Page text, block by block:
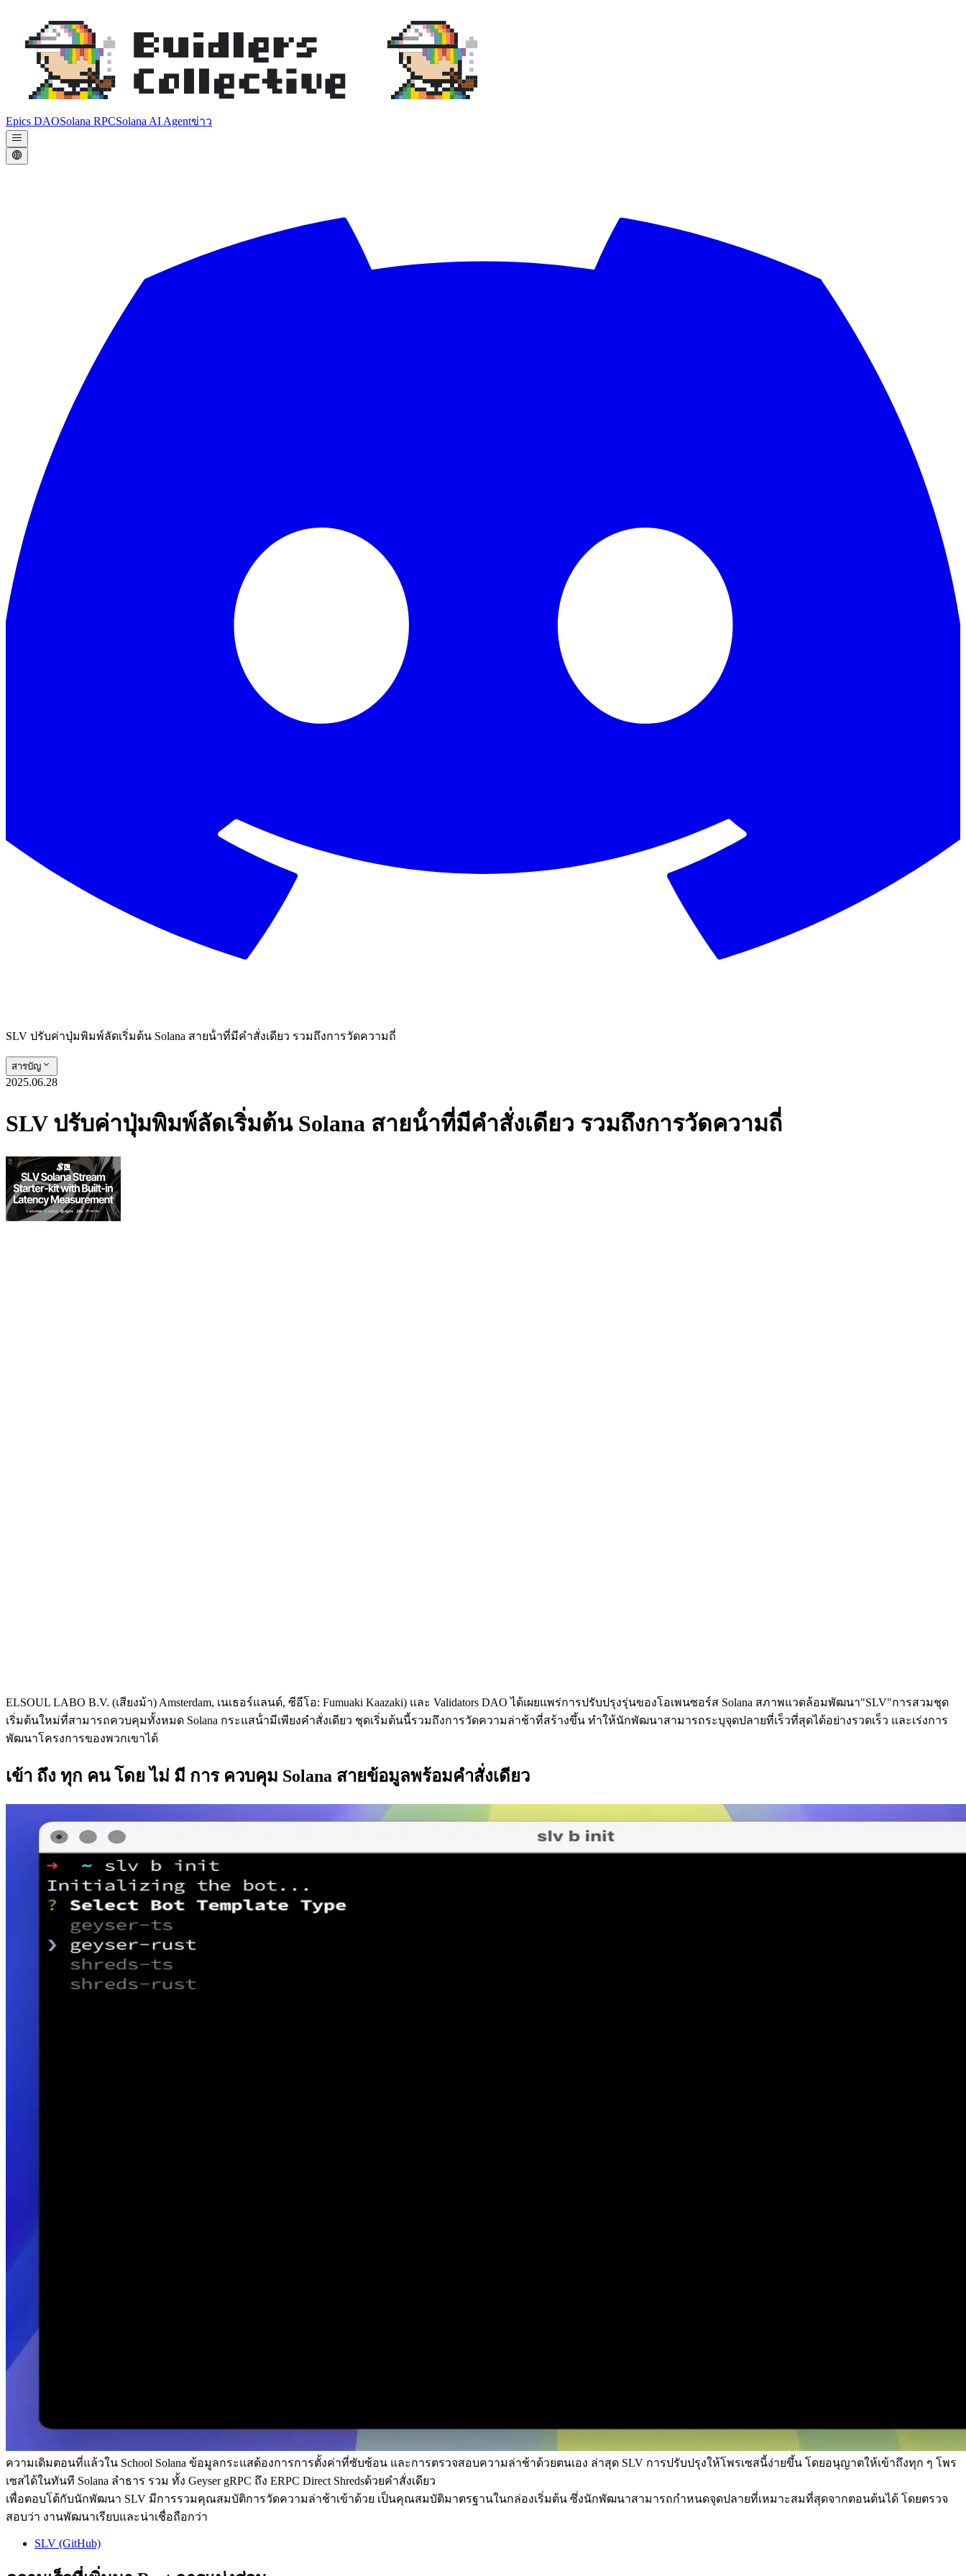
Epics DAOSolana RPCSolana AI Agentข่าว
SLV ปรับค่าปุ่มพิมพ์ลัดเริ่มต้น Solana สายน้ําที่มีคําสั่งเดียว รวมถึงการวัดความถี่
สารบัญ
2025.06.28
SLV ปรับค่าปุ่มพิมพ์ลัดเริ่มต้น Solana สายน้ําที่มีคําสั่งเดียว รวมถึงการวัดความถี่
ELSOUL LABO B.V. (เสียงม้า) Amsterdam, เนเธอร์แลนด์, ซีอีโอ: Fumuaki Kaazaki) และ Validators DAO ได้เผยแพร่การปรับปรุงรุ่นของโอเพนซอร์ส Solana สภาพแวดล้อมพัฒนา"SLV"การสวมชุด
เริ่มต้นใหม่ที่สามารถควบคุมทั้งหมด Solana กระแสน้ํามีเพียงคําสั่งเดียว ชุดเริ่มต้นนี้รวมถึงการวัดความล่าช้าที่สร้างขึ้น ทําให้นักพัฒนาสามารถระบุจุดปลายที่เร็วที่สุดได้อย่างรวดเร็ว และเร่งการ
พัฒนาโครงการของพวกเขาได้
เข้า ถึง ทุก คน โดย ไม่ มี การ ควบคุม Solana สายข้อมูลพร้อมคําสั่งเดียว
ความเดิมตอนที่แล้วใน School Solana ข้อมูลกระแสต้องการการตั้งค่าที่ซับซ้อน และการตรวจสอบความล่าช้าด้วยตนเอง ล่าสุด SLV การปรับปรุงให้โพรเซสนี้ง่ายขึ้น โดยอนุญาตให้เข้าถึงทุก ๆ โพร
เซสได้ในทันที Solana ลําธาร รวม ทั้ง Geyser gRPC ถึง ERPC Direct Shredsด้วยคําสั่งเดียว
เพื่อตอบโต้กับนักพัฒนา SLV มีการรวมคุณสมบัติการวัดความล่าช้าเข้าด้วย เป็นคุณสมบัติมาตรฐานในกล่องเริ่มต้น ซึ่งนักพัฒนาสามารถกําหนดจุดปลายที่เหมาะสมที่สุดจากตอนต้นได้ โดยตรวจ
สอบว่า งานพัฒนาเรียบและน่าเชื่อถือกว่า
SLV (GitHub)